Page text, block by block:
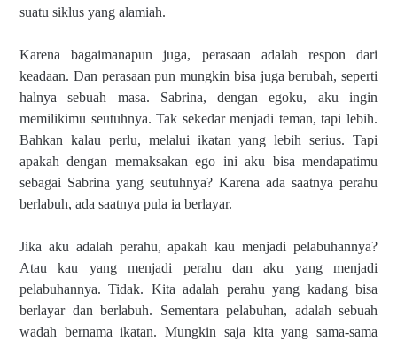
suatu siklus yang alamiah.
Karena bagaimanapun juga, perasaan adalah respon dari
keadaan. Dan perasaan pun mungkin bisa juga berubah, seperti
halnya sebuah masa. Sabrina, dengan egoku, aku ingin
memilikimu seutuhnya. Tak sekedar menjadi teman, tapi lebih.
Bahkan kalau perlu, melalui ikatan yang lebih serius. Tapi
apakah dengan memaksakan ego ini aku bisa mendapatimu
sebagai Sabrina yang seutuhnya? Karena ada saatnya perahu
berlabuh, ada saatnya pula ia berlayar.
Jika aku adalah perahu, apakah kau menjadi pelabuhannya?
Atau kau yang menjadi perahu dan aku yang menjadi
pelabuhannya. Tidak. Kita adalah perahu yang kadang bisa
berlayar dan berlabuh. Sementara pelabuhan, adalah sebuah
wadah bernama ikatan. Mungkin saja kita yang sama-sama